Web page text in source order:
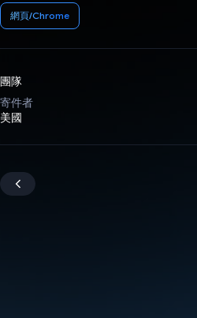
網頁/Chrome
團隊
寄件者
美國